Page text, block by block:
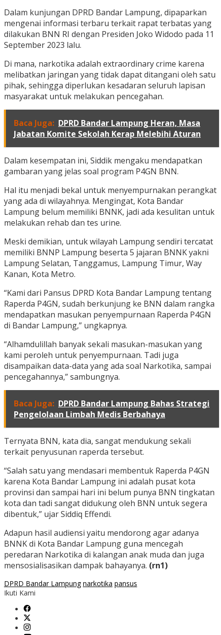
Dalam kunjungan DPRD Bandar Lampung, dipaparkan
mengenai informasi terbaru terkait rapat terbatas yang
dilakukan BNN RI dengan Presiden Joko Widodo pada 11
September 2023 lalu.
Di mana, narkotika adalah extraordinary crime karena
melibatkan jaringan yang tidak dapat ditangani oleh satu
pihak, sehingga diperlukan kesadaran seluruh lapisan
masyarakat untuk melakukan pencegahan.
Baca Juga: DPRD Bandar Lampung Heran, Masa
Jabatan Komite Sekolah Kerap Melebihi Aturan
Dalam kesempatan ini, Siddik mengaku mendapatkan
gambaran yang jelas soal program P4GN BNN.
Hal itu menjadi bekal untuk menyempurnakan perangkat
yang ada di wilayahnya. Mengingat, Kota Bandar
Lampung belum memiliki BNNK, jadi ada kesulitan untuk
melakukan rehab dan tes urine.
Meski demikian, untuk wilayah Lampung sendiri tercatat
memiliki BNNP Lampung beserta 5 jajaran BNNK yakni
Lampung Selatan, Tanggamus, Lampung Timur, Way
Kanan, Kota Metro.
“Kami dari Pansus DPRD Kota Bandar Lampung tentang
Raperda P4GN, sudah berkunjung ke BNN dalam rangka
mendapatkan masukan penyempurnaan Raperda P4GN
di Bandar Lampung,” ungkapnya.
“Alhamdulillah banyak sekali masukan-masukan yang
kami peroleh untuk penyempurnaan. Tadi juga
disampaikan data-data yang ada soal Narkotika, sampai
pencegahannya,” sambungnya.
Baca Juga: DPRD Bandar Lampung Bahas Strategi
Pengelolaan Limbah Medis Berbahaya
Ternyata BNN, kata dia, sangat mendukung sekali
terkait penyusunan raperda tersebut.
“Salah satu yang mendasari membentuk Raperda P4GN
karena Kota Bandar Lampung ini adalah pusat kota
provinsi dan sampai hari ini belum punya BNN tingkatan
kota dan tadi sangat didukung oleh BNN untuk segera
dibentuk,” ujar Siddiq Effendi.
Adapun hasil audiensi yaitu mendorong agar adanya
BNNK di Kota Bandar Lampung guna mencegah
peredaran Narkotika di kalangan anak muda dan juga
mensosialisasikan dampak bahayanya. (rn1)
DPRD Bandar Lampung narkotika pansus
Ikuti Kami